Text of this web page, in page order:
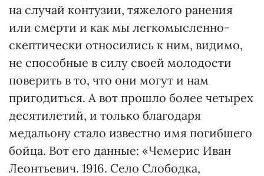
на случай контузии, тяжелого ранения
или смерти и как мы легкомысленно-
скептически относились к ним, видимо,
не способные в силу своей молодости
поверить в то, что они могут и нам
пригодиться. А вот прошло более четырех
десятилетий, и только благодаря
медальону стало известно имя погибшего
бойца. Вот его данные: «Чемерис Иван
Леонтьевич. 1916. Село Слободка,